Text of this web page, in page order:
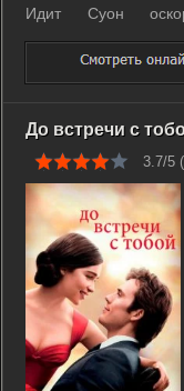
Идит Суон
нецензурную
Идит не
что знает
До встречи с
3.7/5 (